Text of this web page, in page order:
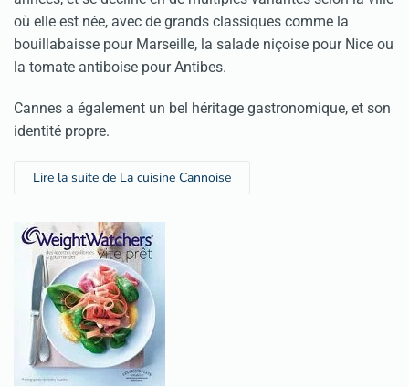
où elle est née, avec de grands classiques comme la
bouillabaisse pour Marseille, la salade niçoise pour Nice ou
la tomate antiboise pour Antibes.
Cannes a également un bel héritage gastronomique, et son
identité propre.
Lire la suite de La cuisine Cannoise